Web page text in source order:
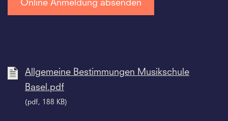
Allgemeine Bestimmungen Musikschule
Basel.pdf
(pdf, 188 KB)